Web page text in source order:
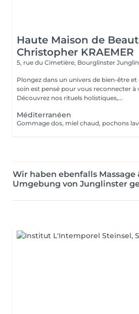
Haute Maison de
Christopher KRAEMER
5, rue du Cimetière, Bourglinster
Plongez dans un univers de bien-être
soin est pensé pour vous reconnecter à
Découvrez nos rituels holistiques,...
Méditerranéen
Wir haben ebenfalls Massage
Umgebung von Junglinster